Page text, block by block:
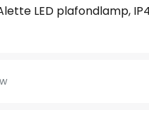
LED plafondlamp,